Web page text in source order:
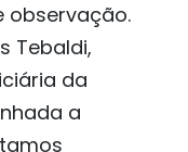
observação.
Tebaldi,
da
a